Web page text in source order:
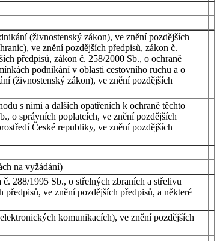
(živnostenský zákon), ve znění pozdějších
ve znění pozdějších předpisů, zákon č.
předpisů, zákon č. 258/2000 Sb., o ochraně
podnikání v oblasti cestovního ruchu a o
(živnostenský zákon), ve znění pozdějších
s nimi a dalších opatřeních k ochraně těchto
o správních poplatcích, ve znění pozdějších
České republiky, ve znění pozdějších
na vyžádání)
288/1995 Sb., o střelných zbraních a střelivu
ve znění pozdějších předpisů, a některé
komunikacích), ve znění pozdějších